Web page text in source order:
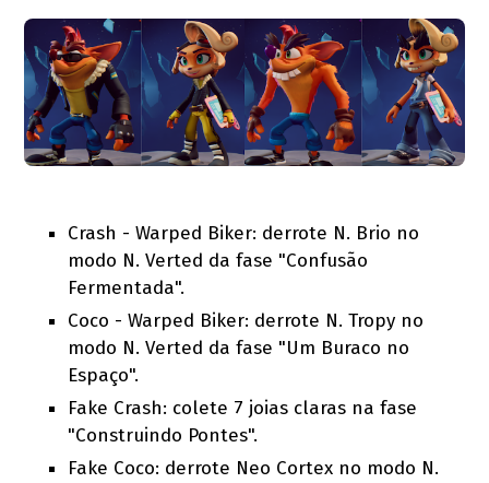
Crash - Warped Biker: derrote N. Brio no
modo N. Verted da fase "Confusão
Fermentada".
Coco - Warped Biker: derrote N. Tropy no
modo N. Verted da fase "Um Buraco no
Espaço".
Fake Crash: colete 7 joias claras na fase
"Construindo Pontes".
Fake Coco: derrote Neo Cortex no modo N.